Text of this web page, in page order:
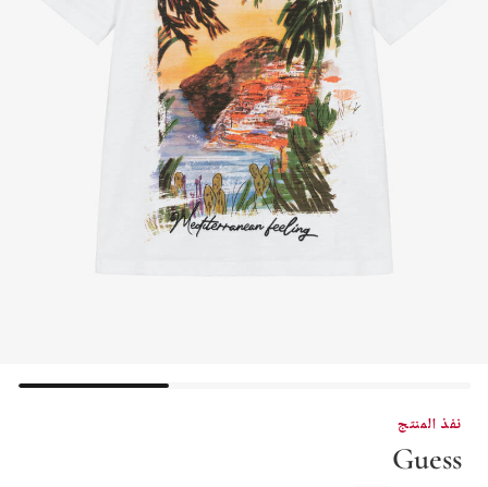
نفذ المنتج
Guess